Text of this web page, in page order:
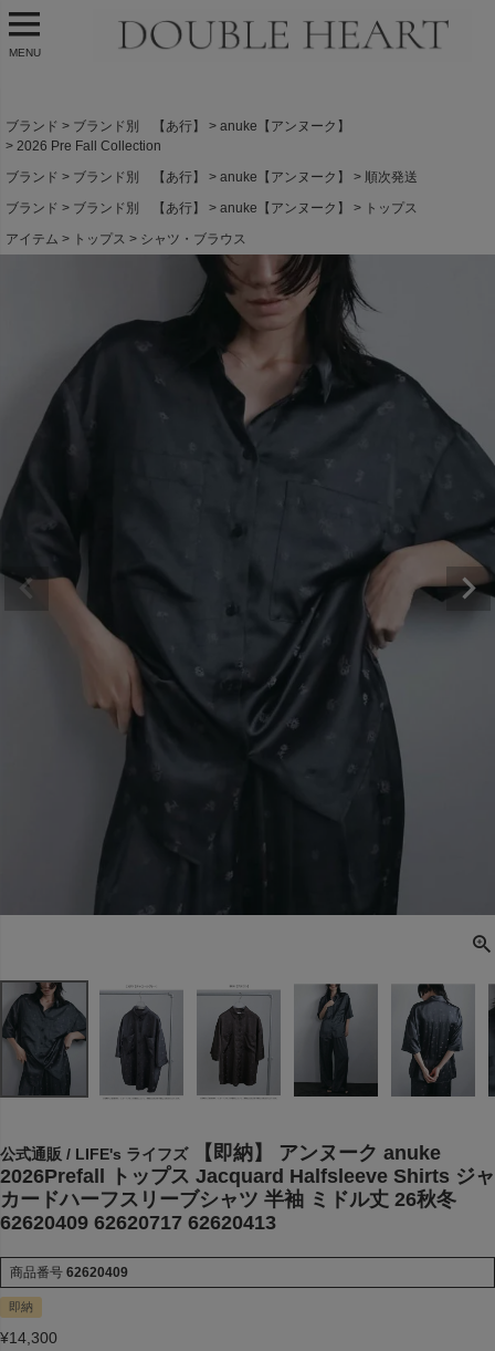
MENU
ブランド ブランド別 【あ行】
anuke【アンヌーク】
2026 Pre Fall Collection
ブランド
ブランド別 【あ行】 anuke【アンヌーク】
順次発送
ブランド
ブランド別 【あ行】 anuke【アンヌーク】
トップス
アイテム
トップス シャツ・ブラウス
公式通販 / LIFE's ライフズ
【即納】 アンヌーク anuke
2026Prefall トップス Jacquard Halfsleeve Shirts ジャ
カードハーフスリーブシャツ 半袖 ミドル丈 26秋冬
62620409 62620717 62620413
商品番号 62620409
即納
¥14,300